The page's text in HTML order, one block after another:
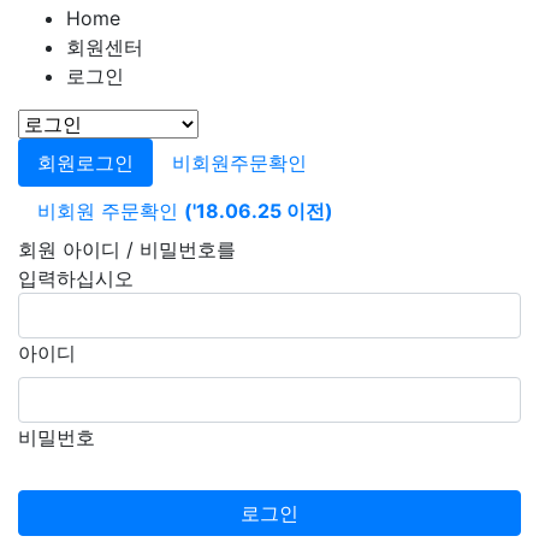
Home
회원센터
로그인
회원로그인
비회원주문확인
비회원 주문확인 ('18.06.25 이전)
회원 아이디 / 비밀번호를
입력하십시오
아이디
비밀번호
로그인